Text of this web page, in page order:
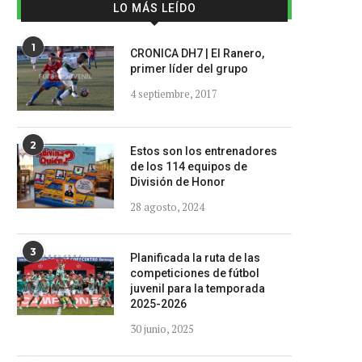
LO MÁS LEÍDO
1
CRONICA DH7 | El Ranero,
primer líder del grupo
4 septiembre, 2017
2
Estos son los entrenadores
de los 114 equipos de
División de Honor
28 agosto, 2024
3
Planificada la ruta de las
competiciones de fútbol
juvenil para la temporada
2025-2026
30 junio, 2025